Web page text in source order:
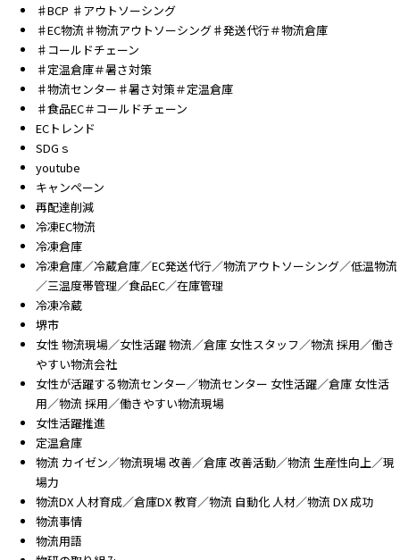
♯BCP ♯アウトソーシング
♯EC物流♯物流アウトソーシング♯発送代行＃物流倉庫
♯コールドチェーン
♯定温倉庫＃暑さ対策
♯物流センター♯暑さ対策＃定温倉庫
♯食品EC＃コールドチェーン
ECトレンド
SDGｓ
youtube
キャンペーン
再配達削減
冷凍EC物流
冷凍倉庫
冷凍倉庫／冷蔵倉庫／EC発送代行／物流アウトソーシング／低温物流
／三温度帯管理／食品EC／在庫管理
冷凍冷蔵
堺市
女性 物流現場／女性活躍 物流／倉庫 女性スタッフ／物流 採用／働き
やすい物流会社
女性が活躍する物流センター／物流センター 女性活躍／倉庫 女性活
用／物流 採用／働きやすい物流現場
女性活躍推進
定温倉庫
物流 カイゼン／物流現場 改善／倉庫 改善活動／物流 生産性向上／現
場力
物流DX 人材育成／倉庫DX 教育／物流 自動化 人材／物流 DX 成功
物流事情
物流用語